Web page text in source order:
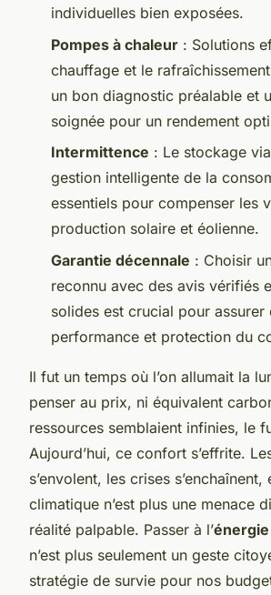
individuelles bien exposées.
Pompes à chaleur : Solutions
chauffage et le
un bon diagnostic préalable et
soignée pour un rendement
Intermittence : Le stockage
gestion intelligente de la
essentiels pour compenser les
production solaire et éolienne.
Garantie décennale : Choisir
reconnu avec des avis vérifiés
solides est crucial pour assurer
performance et protection du
Il fut un temps où l’on allumait la
penser au prix, ni équivalent
ressources semblaient infinies, le
Aujourd’hui, ce confort s’effrite.
s’envolent, les crises s’enchaînent,
climatique n’est plus une menace
réalité palpable. Passer à l’
n’est plus seulement un geste
stratégie de survie pour nos